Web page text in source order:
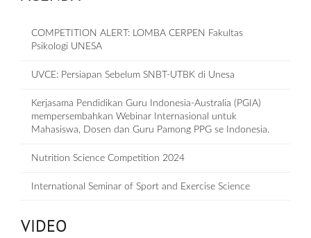
COMPETITION ALERT: LOMBA CERPEN Fakultas
Psikologi UNESA
UVCE: Persiapan Sebelum SNBT-UTBK di Unesa
Kerjasama Pendidikan Guru Indonesia-Australia (PGIA)
mempersembahkan Webinar Internasional untuk
Mahasiswa, Dosen dan Guru Pamong PPG se Indonesia.
Nutrition Science Competition 2024
International Seminar of Sport and Exercise Science
VIDEO